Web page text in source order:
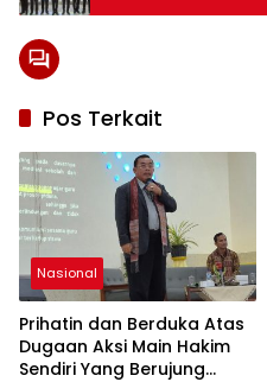
Pos Terkait
Nasional
Prihatin dan Berduka Atas
Dugaan Aksi Main Hakim
Sendiri Yang Berujung